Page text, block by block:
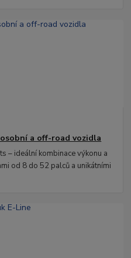
a off-road vozidla
– ideální kombinace výkonu a
od 8 do 52 palců a unikátními